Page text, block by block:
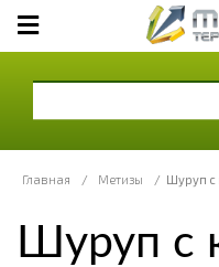
Главная / Метизы / Шуруп с
Шуруп с